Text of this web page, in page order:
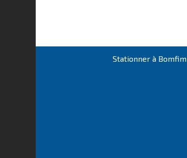
Stationner à Bomfim